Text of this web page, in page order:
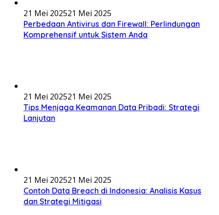
21 Mei 202521 Mei 2025
Perbedaan Antivirus dan Firewall: Perlindungan
Komprehensif untuk Sistem Anda
21 Mei 202521 Mei 2025
Tips Menjaga Keamanan Data Pribadi: Strategi
Lanjutan
21 Mei 202521 Mei 2025
Contoh Data Breach di Indonesia: Analisis Kasus
dan Strategi Mitigasi